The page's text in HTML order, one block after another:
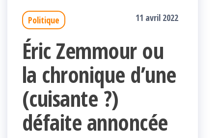
Politique 11 avril 2022
Éric Zemmour ou
la chronique d’une
(cuisante ?)
défaite annoncée